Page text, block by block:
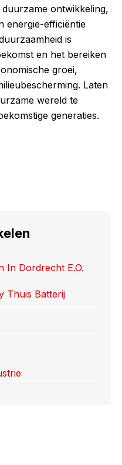
ontwikkeling,
energie-efficiëntie
is
en het bereiken
groei,
Laten
wereld te
generaties.
In Dordrecht E.o.
Thuis Batterij